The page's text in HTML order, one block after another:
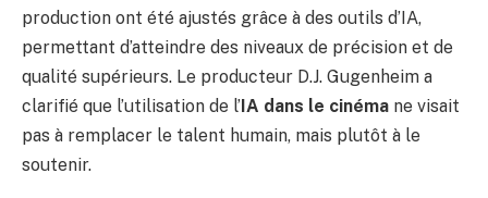
production ont été ajustés grâce à des outils d’IA,
permettant d’atteindre des niveaux de précision et de
qualité supérieurs. Le producteur D.J. Gugenheim a
clarifié que l’utilisation de l’IA dans le cinéma ne visait
pas à remplacer le talent humain, mais plutôt à le
soutenir.